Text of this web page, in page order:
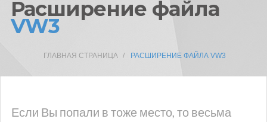
Расширение файла
VW3
ГЛАВНАЯ СТРАНИЦА РАСШИРЕНИЕ ФАЙЛА VW3
Если Вы попали в тоже место, то весьма